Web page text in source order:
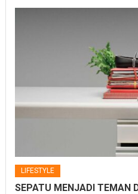
LIFESTYLE
SEPATU MENJADI TEMAN